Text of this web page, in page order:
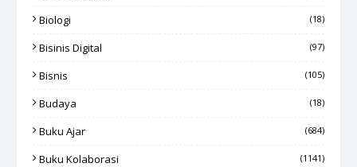
Biologi (18)
Bisinis Digital (97)
Bisnis (105)
Budaya (18)
Buku Ajar (684)
Buku Kolaborasi (1141)